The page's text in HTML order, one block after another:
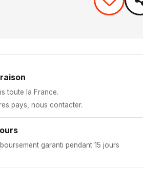
toute la France.
pays, nous contacter.
garanti pendant 15 jours